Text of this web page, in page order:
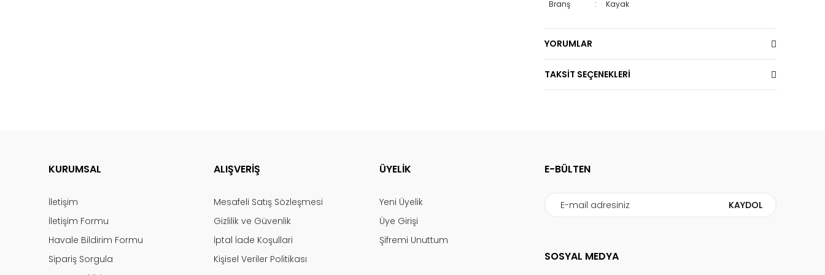
Branş : Kayak
YORUMLAR
TAKSİT SEÇENEKLERİ
KURUMSAL
İletişim
İletişim Formu
Havale Bildirim Formu
Sipariş Sorgula
ALIŞVERİŞ
Mesafeli Satış Sözleşmesi
Gizlilik ve Güvenlik
İptal İade Koşullari
Kişisel Veriler Politikası
ÜYELİK
Yeni Üyelik
Üye Girişi
Şifremi Unuttum
E-BÜLTEN
KAYDOL
SOSYAL MEDYA